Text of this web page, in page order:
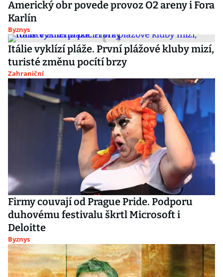
Americký obr povede provoz O2 areny i Fora
Karlín
Byznys
Itálie vyklízí pláže. První plážové kluby mizí,
turisté změnu pocítí brzy
Zahraniční
Firmy couvají od Prague Pride. Podporu
duhovému festivalu škrtl Microsoft i
Deloitte
Byznys